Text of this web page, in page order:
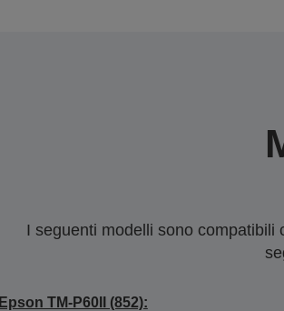
I seguenti modelli sono
Epson TM-P60II (852):